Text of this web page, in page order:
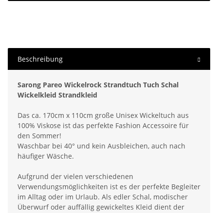
Beschreibung
Sarong Pareo Wickelrock Strandtuch Tuch Schal
Wickelkleid Strandkleid
Das ca. 170cm x 110cm große Unisex Wickeltuch aus
100% Viskose ist das perfekte Fashion Accessoire für
den Sommer!
Waschbar bei 40° und kein Ausbleichen, auch nach
häufiger Wäsche.
Aufgrund der vielen verschiedenen
Verwendungsmöglichkeiten ist es der perfekte Begleiter
im Alltag oder im Urlaub. Als edler Schal, modischer
Überwurf oder auffällig gewickeltes Kleid dient der